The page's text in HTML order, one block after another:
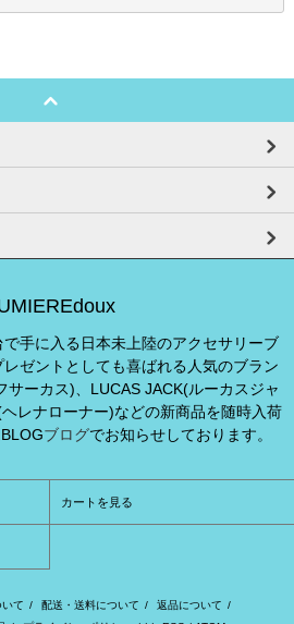
手に入る日本未上陸のアクセサリーブ
ゼントとしても喜ばれる人気のブラン
サーカス)、LUCAS JACK(ルーカスジャ
レナローナー)などの新商品を随時入荷
ブログでお知らせしております。
カートを見る
て / 配送・送料について / 返品について /